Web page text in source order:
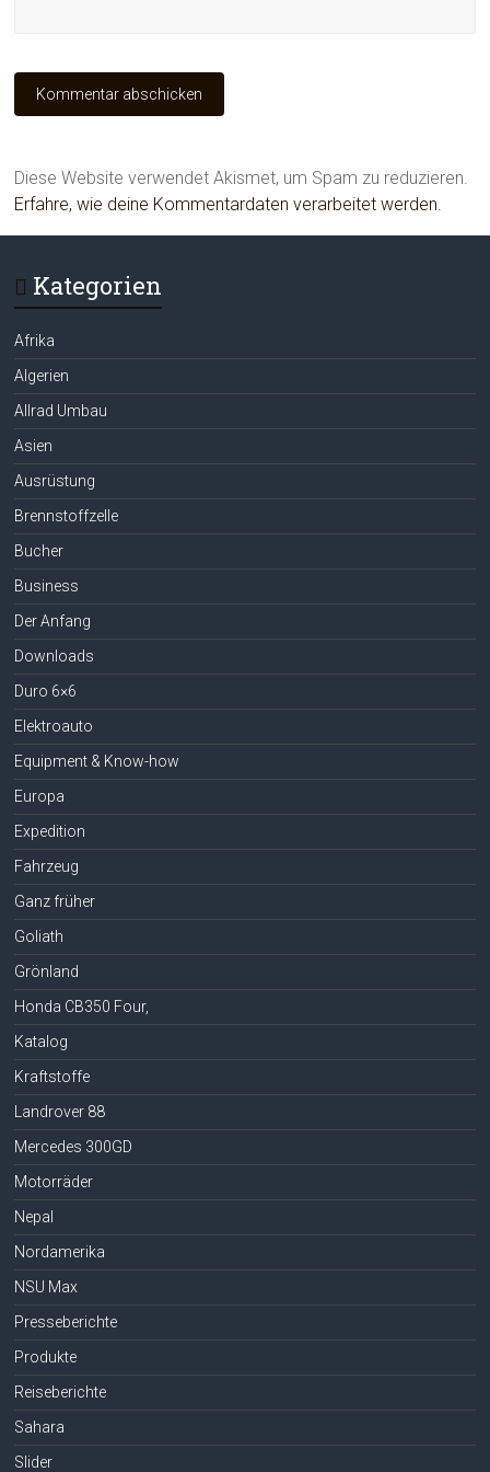
Diese Website verwendet Akismet, um Spam zu reduzieren.
Erfahre, wie deine Kommentardaten verarbeitet werden.
Kategorien
Afrika
Algerien
Allrad Umbau
Asien
Ausrüstung
Brennstoffzelle
Bucher
Business
Der Anfang
Downloads
Duro 6×6
Elektroauto
Equipment & Know-how
Europa
Expedition
Fahrzeug
Ganz früher
Goliath
Grönland
Honda CB350 Four,
Katalog
Kraftstoffe
Landrover 88
Mercedes 300GD
Motorräder
Nepal
Nordamerika
NSU Max
Presseberichte
Produkte
Reiseberichte
Sahara
Slider